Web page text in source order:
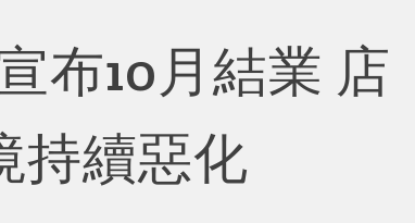
布10月結業 店
持續惡化